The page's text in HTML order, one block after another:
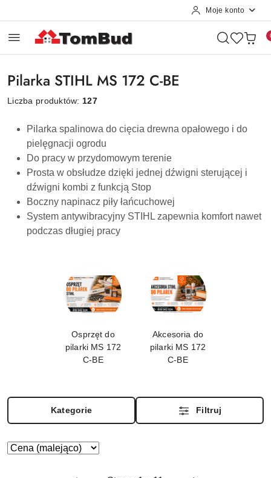
Moje konto
Pilarka STIHL MS 172 C-BE
Liczba produktów: 127
Pilarka spalinowa do cięcia drewna opałowego i do
pielęgnacji ogrodu
Do pracy w przydomowym terenie
Prosta w obsłudze dzięki jednej dźwigni sterującej i
dźwigni kombi z funkcją Stop
Boczny napinacz piły łańcuchowej
System antywibracyjny STIHL zapewnia komfort nawet
podczas długiej pracy
Osprzęt do
pilarki MS 172
C-BE
Akcesoria do
pilarki MS 172
C-BE
Kategorie Filtruj
Zastosowano sortowanie: Cena (malejąco).
Sortuj